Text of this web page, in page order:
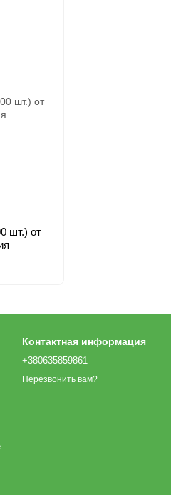
шт.) от
Контактная информация
+380635859861
Перезвонить вам?